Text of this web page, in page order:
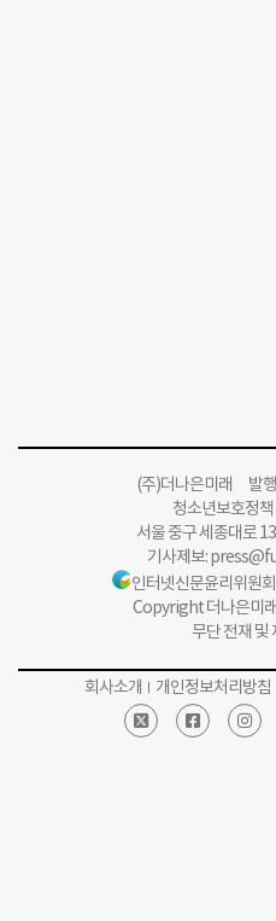
(주)더나은미래 발
청소년보호정
서울 중구 세종대로
기사제보:
인터넷신문윤리위원
Copyright 더나은미
무단 전재 및
회사소개 개인정보처리방침